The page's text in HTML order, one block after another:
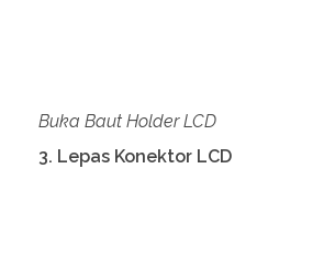
Buka Baut Holder LCD
3. Lepas Konektor LCD